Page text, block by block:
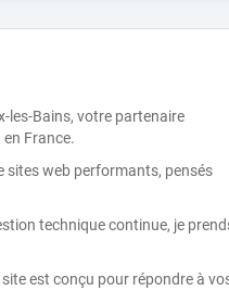
les-Bains, votre partenaire
France.
sites web performants, pensés
technique continue, je
est conçu pour répondre à